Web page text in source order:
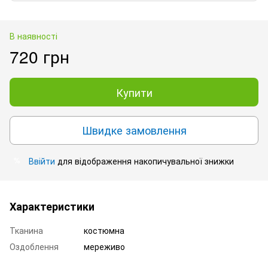
В наявності
720 грн
Купити
Швидке замовлення
Ввійти для відображення накопичувальної знижки
Характеристики
Тканина
костюмна
Оздоблення
мереживо